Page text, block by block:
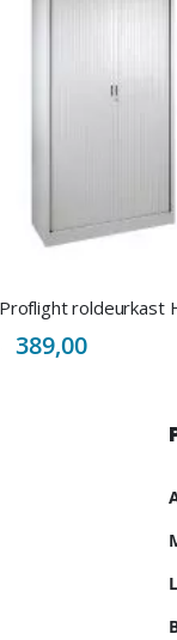
Special
Price
389,00